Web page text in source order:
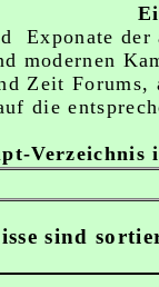
Exponate der
modernen
Zeit
die
sind